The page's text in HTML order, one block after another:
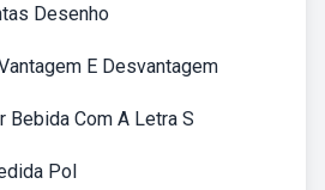
Desenho
E Desvantagem
Bebida Com A Letra S
Pol